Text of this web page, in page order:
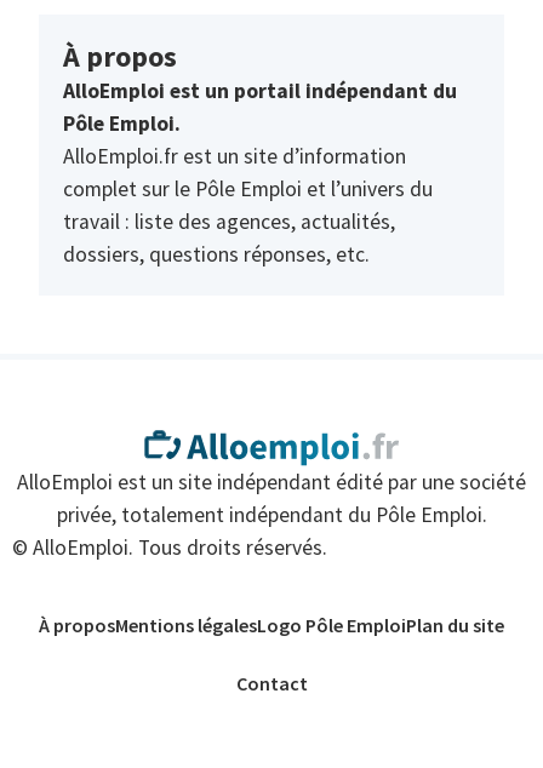
À propos
AlloEmploi est un portail indépendant du
Pôle Emploi.
AlloEmploi.fr est un site d’information
complet sur le Pôle Emploi et l’univers du
travail : liste des agences, actualités,
dossiers, questions réponses, etc.
AlloEmploi est un site indépendant édité par une société
privée, totalement indépendant du Pôle Emploi.
© AlloEmploi. Tous droits réservés.
À proposMentions légalesLogo Pôle EmploiPlan du site
Contact